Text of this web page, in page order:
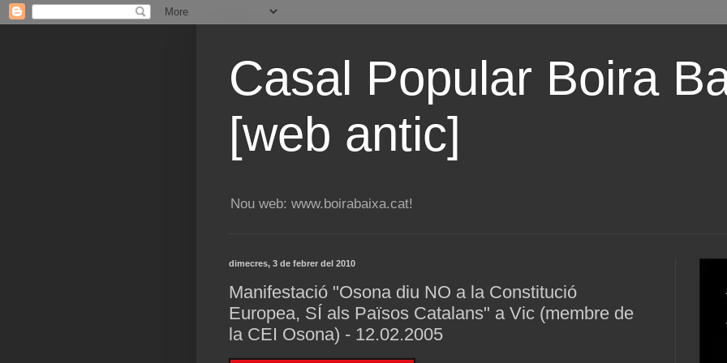
Casal Popular Boira
[web antic]
Nou web: www.boirabaixa.cat!
dimecres, 3 de febrer del 2010
Manifestació "Osona diu NO a la Constitució
Europea, SÍ als Països Catalans" a Vic (membre de
la CEI Osona) - 12.02.2005